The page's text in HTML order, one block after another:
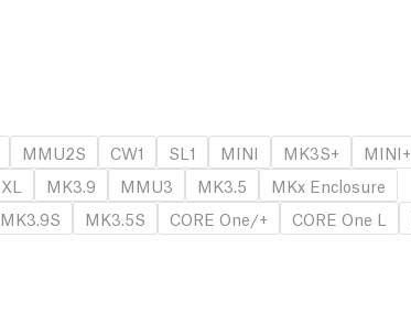
MMU2S CW1 SL1 MINI MK3S+ MINI+
XL MK3.9 MMU3 MK3.5
MKx Enclosure
MK3.9S MK3.5S CORE One/+ CORE One L